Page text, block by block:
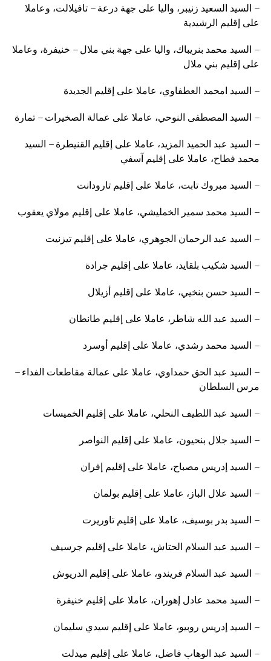
– السيد السعيد زنيبر، واليا على جهة درعة – تافيلالت، وعاملا
على إقليم الرشيدية
– السيد محمد بنريباك، واليا على جهة بني ملال – خنيفرة، وعاملا
على إقليم بني ملال
– السيد امحمد العطفاوي، عاملا على إقليم الجديدة
– السيد المصطفى النوحي، عاملا على عمالة الصخيرات – تمارة
– السيد عبد الحميد المزيد، عاملا على إقليم القنيطرة – السيد
محمد فطاح، عاملا على إقليم آسفي
– السيد مبروك تابت، عاملا على إقليم تارودانت
– السيد محمد سمير الخمليشي، عاملا على إقليم مولاي يعقوب
– السيد عبد الرحمان الجوهري، عاملا على إقليم تيزنيت
– السيد شكيب بلقايد، عاملا على إقليم جرادة
– السيد حسن بنخيي، عاملا على إقليم أزيلال
– السيد عبد الله شاطر، عاملا على إقليم طانطان
– السيد محمد رشدي، عاملا على إقليم أوسرد
– السيد عبد الحق حمداوي، عاملا على عمالة مقاطعات الفداء –
مرس السلطان
– السيد عبد اللطيف النحلي، عاملا على إقليم الخميسات
– السيد جلال بنحيون، عاملا على إقليم النواصر
– السيد إدريس مصباح، عاملا على إقليم إفران
– السيد علال الباز، عاملا على إقليم بولمان
– السيد بدر بوسيف، عاملا على إقليم تاوريرت
– السيد عبد السلام الحتاش، عاملا على إقليم جرسيف
– السيد عبد السلام فريندو، عاملا على إقليم الدريوش
– السيد محمد عادل إهوران، عاملا على إقليم خنيفرة
– السيد إدريس روبيو، عاملا على إقليم سيدي سليمان
– السيد عبد الوهاب فاضل، عاملا على إقليم ميدلت